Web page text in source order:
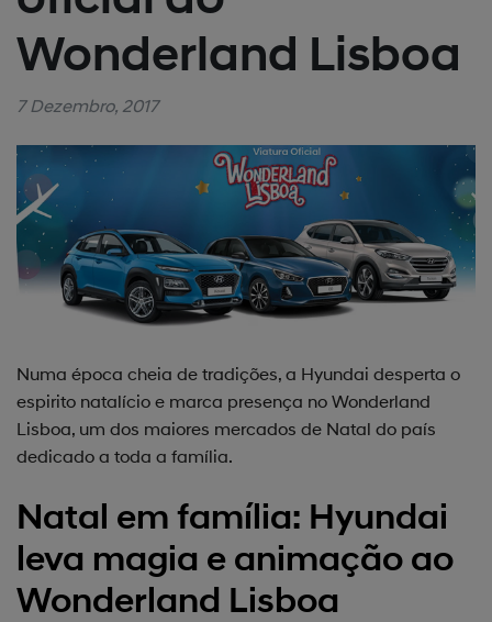
Wonderland Lisboa
7 Dezembro, 2017
Numa época cheia de tradições, a Hyundai desperta o
espirito natalício e marca presença no Wonderland
Lisboa, um dos maiores mercados de Natal do país
dedicado a toda a família.
Natal em família: Hyundai
leva magia e animação ao
Wonderland Lisboa